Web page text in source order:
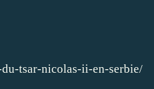
tsar-nicolas-ii-en-serbie/